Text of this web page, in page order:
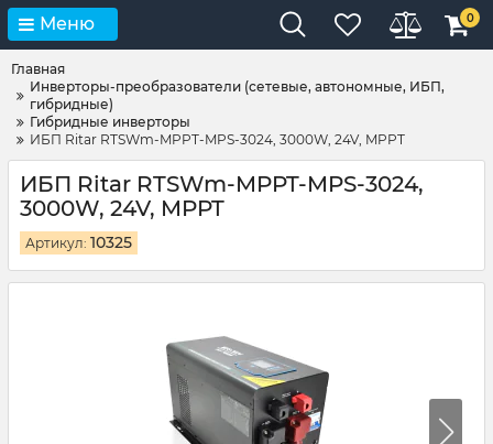
Меню 0
Главная
Инверторы-преобразователи (сетевые, автономные, ИБП,
гибридные)
Гибридные инверторы
ИБП Ritar RTSWm-MPPT-MPS-3024, 3000W, 24V, MPPT
ИБП Ritar RTSWm-MPPT-MPS-3024,
3000W, 24V, MPPT
Артикул: 10325